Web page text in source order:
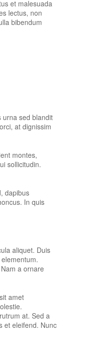
et malesuada
lectus, non
bibendum
urna sed blandit
at dignissim
montes,
sollicitudin.
dapibus
In quis
aliquet. Duis
a ornare
amet
at. Sed a
et eleifend. Nunc